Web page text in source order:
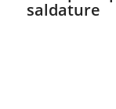
saldature